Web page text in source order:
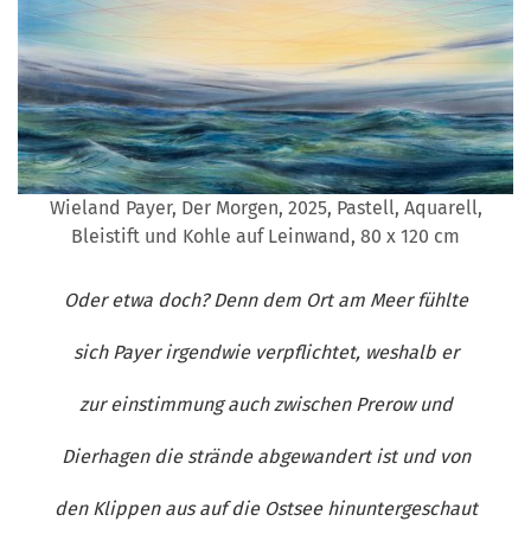
Wieland Payer, Der Morgen, 2025, Pastell, Aquarell,
Bleistift und Kohle auf Leinwand, 80 x 120 cm
Oder etwa doch? Denn dem Ort am Meer fühlte
sich Payer irgendwie verpflichtet, weshalb er
zur einstimmung auch zwischen Prerow und
Dierhagen die strände abgewandert ist und von
den Klippen aus auf die Ostsee hinuntergeschaut